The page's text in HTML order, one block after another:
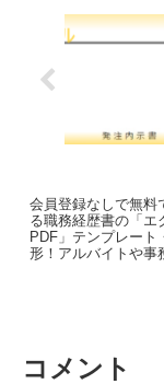
会員登録なしで無料
る職務経歴書の「エ
PDF」テンプレート
形！アルバイトや事
コメント